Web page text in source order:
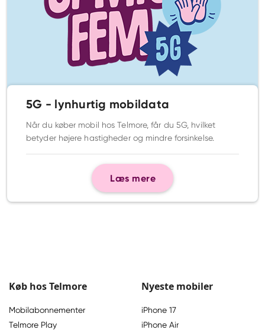
5G - lynhurtig mobildata
Når du køber mobil hos Telmore, får du 5G, hvilket
betyder højere hastigheder og mindre forsinkelse.
Læs mere
Køb hos Telmore
Mobilabonnementer
Telmore Play
Nyeste mobiler
iPhone 17
iPhone Air